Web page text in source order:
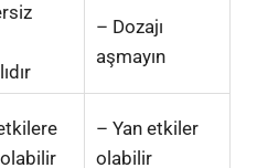
– Dozajı
aşmayın
– Yan etkiler
olabilir